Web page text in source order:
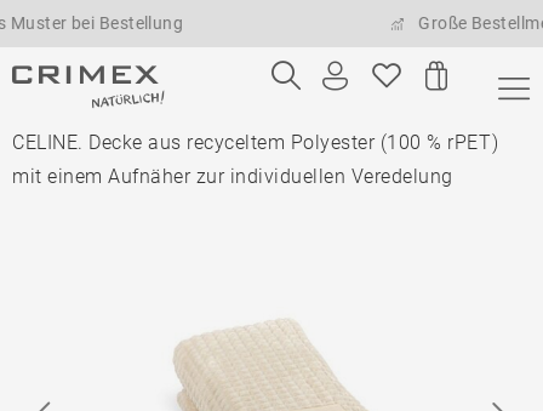
bei Bestellung Große
CELINE. Decke aus recyceltem Polyester (100 % rPET)
mit einem Aufnäher zur individuellen Veredelung